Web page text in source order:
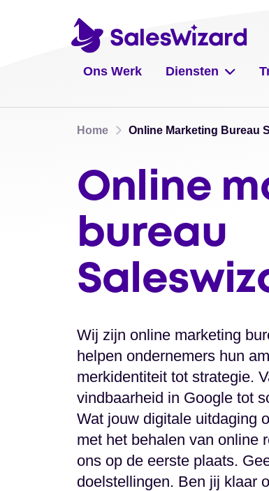
Ons Werk Diensten
Home Online Marketing Bureau
Online
bureau
Wij zijn online marketing
helpen ondernemers hun
merkidentiteit tot strategie.
vindbaarheid in Google tot
Wat jouw digitale uitdaging
met het behalen van online
ons op de eerste plaats.
doelstellingen. Ben jij klaar